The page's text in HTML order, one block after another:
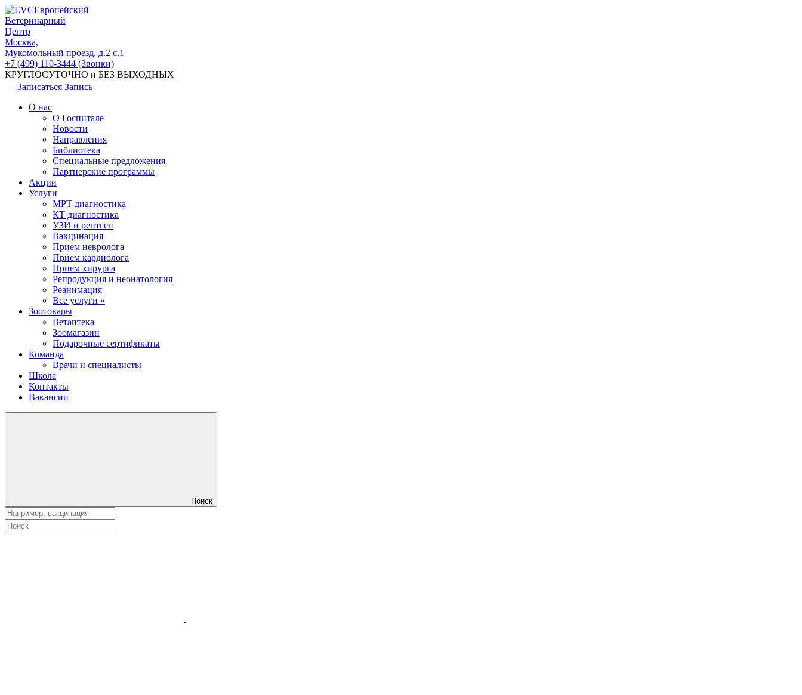
Европейский
Ветеринарный
Центр
Москва,
Мукомольный проезд, д.2 с.1
+7 (499) 110-3444 (Звонки)
КРУГЛОСУТОЧНО и БЕЗ ВЫХОДНЫХ
Записаться Запись
О нас
О Госпитале
Новости
Направления
Библиотека
Специальные предложения
Партнерские программы
Акции
Услуги
МРТ диагностика
КТ диагностика
УЗИ и рентген
Вакцинация
Прием невролога
Прием кардиолога
Прием хирурга
Репродукция и неонатология
Реанимация
Все услуги »
Зоотовары
Ветаптека
Зоомагазин
Подарочные сертификаты
Команда
Врачи и специалисты
Школа
Контакты
Вакансии
Поиск